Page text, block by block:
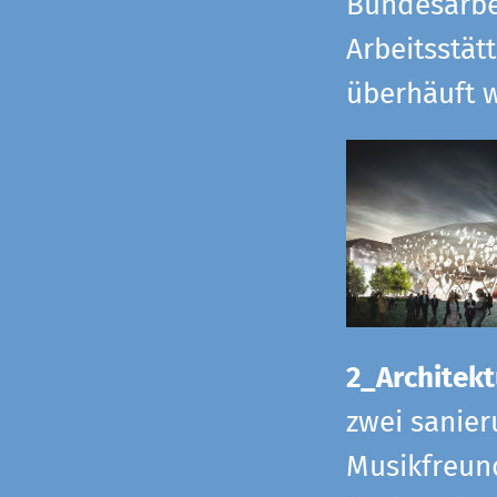
überhäuft
zwei